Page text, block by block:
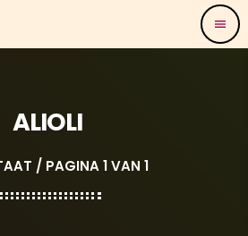
menu
ALIOLI
/ PAGINA 1 VAN 1